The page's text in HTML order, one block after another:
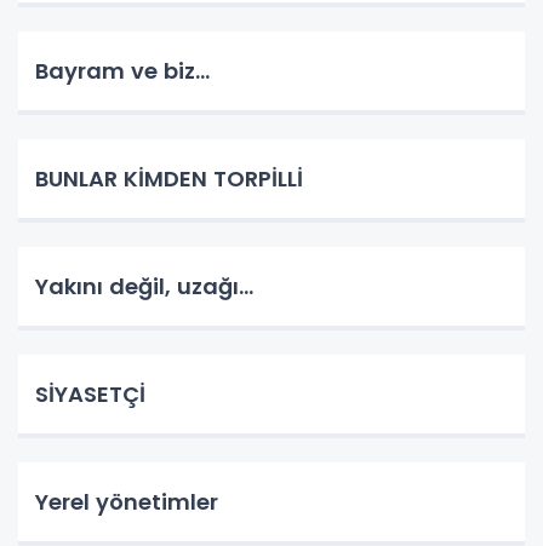
Bayram ve biz...
BUNLAR KİMDEN TORPİLLİ
Yakını değil, uzağı...
SİYASETÇİ
Yerel yönetimler